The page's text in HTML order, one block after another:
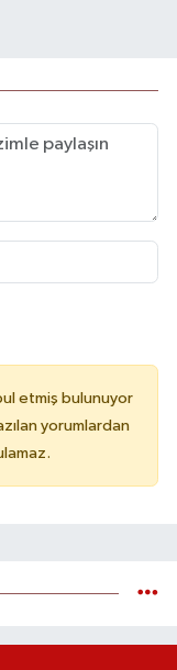
etmiş bulunuyor
yorumlardan